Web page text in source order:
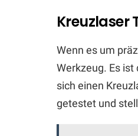
Kreuzlaser
Wenn es um
Werkzeug. Es
sich einen
getestet und